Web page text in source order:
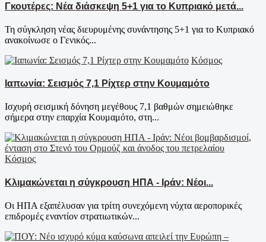
Γκουτέρες: Νέα διάσκεψη 5+1 για το Κυπριακό μετά...
Τη σύγκληση νέας διευρυμένης συνάντησης 5+1 για το Κυπριακό
ανακοίνωσε ο Γενικός...
Κόσμος
Ιαπωνία: Σεισμός 7,1 Ρίχτερ στην Κουμαμότο
Ισχυρή σεισμική δόνηση μεγέθους 7,1 βαθμών σημειώθηκε
σήμερα στην επαρχία Κουμαμότο, στη...
Κόσμος
Κλιμακώνεται η σύγκρουση ΗΠΑ - Ιράν: Νέοι...
Οι ΗΠΑ εξαπέλυσαν για τρίτη συνεχόμενη νύχτα αεροπορικές
επιδρομές εναντίον στρατιωτικών...